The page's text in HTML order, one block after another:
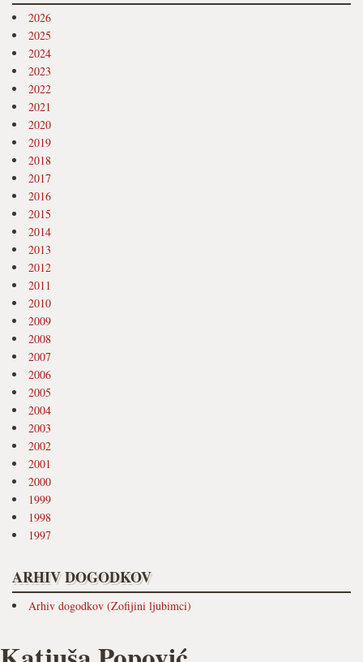
2026
2025
2024
2023
2022
2021
2020
2019
2018
2017
2016
2015
2014
2013
2012
2011
2010
2009
2008
2007
2006
2005
2004
2003
2002
2001
2000
1999
1998
1997
ARHIV DOGODKOV
Arhiv dogodkov (Zofijini ljubimci)